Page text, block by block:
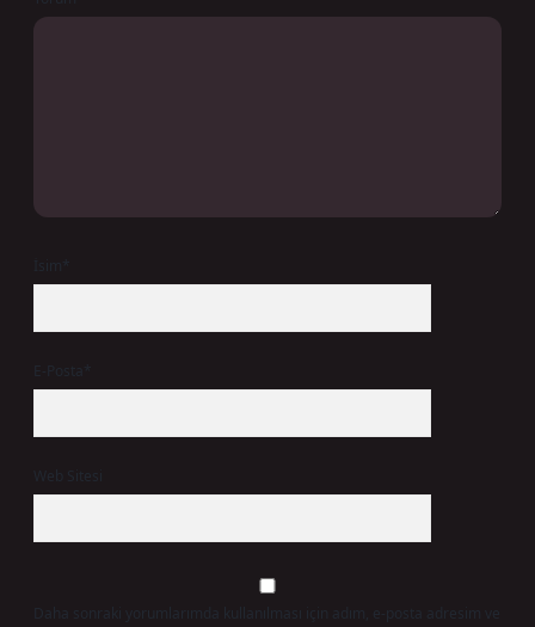
Daha sonraki yorumlarımda kullanılması için adım, e-posta adresim ve